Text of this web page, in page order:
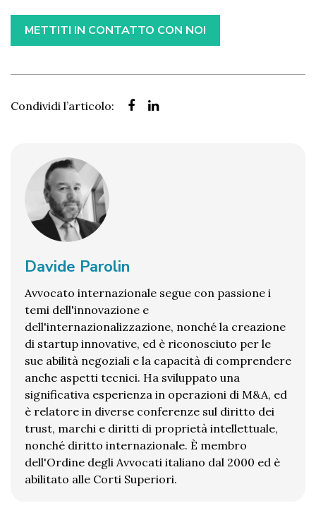
METTITI IN CONTATTO CON NOI
Condividi l’articolo:
Davide Parolin
Avvocato internazionale segue con passione i
temi dell'innovazione e
dell'internazionalizzazione, nonché la creazione
di startup innovative, ed è riconosciuto per le
sue abilità negoziali e la capacità di comprendere
anche aspetti tecnici. Ha sviluppato una
significativa esperienza in operazioni di M&A, ed
è relatore in diverse conferenze sul diritto dei
trust, marchi e diritti di proprietà intellettuale,
nonché diritto internazionale. È membro
dell'Ordine degli Avvocati italiano dal 2000 ed è
abilitato alle Corti Superiori.